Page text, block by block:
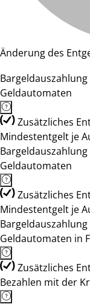
Änderung des
Geldautomaten
Zusätzliches
Mindestentgelt je
Geldautomaten
Zusätzliches
Mindestentgelt je
Geldautomaten in
Zusätzliches
Bezahlen mit der